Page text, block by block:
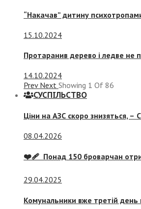
“Накачав” дитину
15.10.2024
Протаранив дерево і ледве не
14.10.2024
Prev Next Showing 1 Of 86
СУСПIЛЬСТВО
Ціни на АЗС скоро знизяться, –
08.04.2026
❤️‍🩹 Понад 150 броварчан
29.04.2025
Комунальники вже третій день